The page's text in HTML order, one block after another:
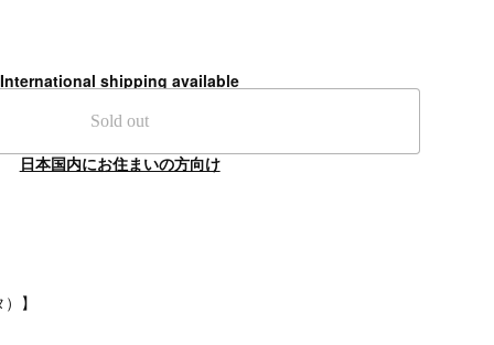
International shipping available
Sold out
日本国内にお住まいの方向け
】